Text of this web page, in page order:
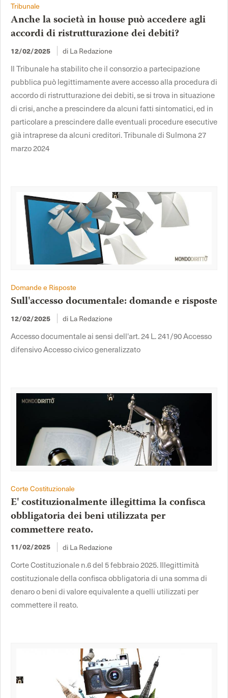
Tribunale
Anche la società in house può accedere agli
accordi di ristrutturazione dei debiti?
12/02/2025 di La Redazione
Il Tribunale ha stabilito che il consorzio a partecipazione
pubblica può legittimamente avere accesso alla procedura di
accordo di ristrutturazione dei debiti, se si trova in situazione
di crisi, anche a prescindere da alcuni fatti sintomatici, ed in
particolare a prescindere dalle eventuali procedure esecutive
già intraprese da alcuni creditori. Tribunale di Sulmona 27
marzo 2024
Domande e Risposte
Sull'accesso documentale: domande e risposte
12/02/2025 di La Redazione
Accesso documentale ai sensi dell'art. 24 L. 241/90 Accesso
difensivo Accesso civico generalizzato
Corte Costituzionale
E' costituzionalmente illegittima la confisca
obbligatoria dei beni utilizzata per
commettere reato.
11/02/2025 di La Redazione
Corte Costituzionale n.6 del 5 febbraio 2025. Illegittimità
costituzionale della confisca obbligatoria di una somma di
denaro o beni di valore equivalente a quelli utilizzati per
commettere il reato.